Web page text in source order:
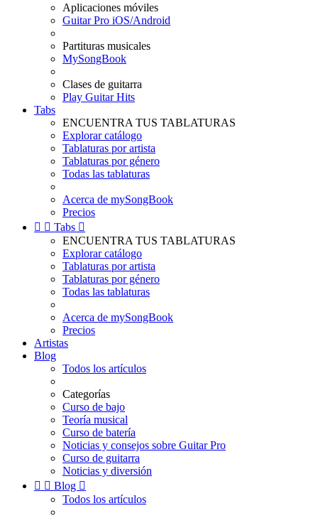
Aplicaciones móviles
Guitar Pro iOS/Android
Partituras musicales
MySongBook
Clases de guitarra
Play Guitar Hits
Tabs
ENCUENTRA TUS TABLATURAS
Explorar catálogo
Tablaturas por artista
Tablaturas por género
Todas las tablaturas
Acerca de mySongBook
Precios
  Tabs 
ENCUENTRA TUS TABLATURAS
Explorar catálogo
Tablaturas por artista
Tablaturas por género
Todas las tablaturas
Acerca de mySongBook
Precios
Artistas
Blog
Todos los artículos
Categorías
Curso de bajo
Teoría musical
Curso de batería
Noticias y consejos sobre Guitar Pro
Curso de guitarra
Noticias y diversión
  Blog 
Todos los artículos